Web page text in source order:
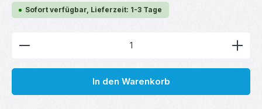
Sofort verfügbar, Lieferzeit: 1-3 Tage
Produkt Anzahl: Gib den gewünschten Wert ein
In den Warenkorb